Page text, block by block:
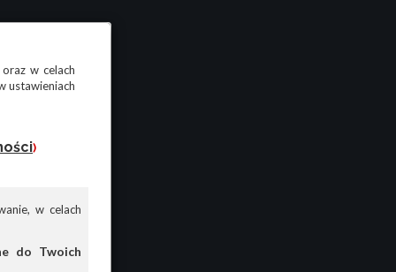
w celach
ustawieniach
)
w celach
do Twoich